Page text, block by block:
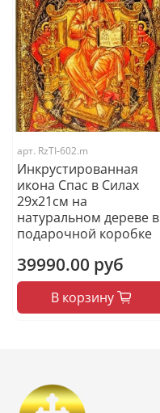
арт. RzTI-602.m
Инкрустированная
икона Спас в Силах
29х21см на
натуральном дереве в
подарочной коробке
39990.00 руб
В корзину